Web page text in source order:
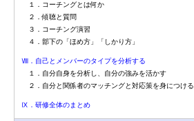
１．コーチングとは何か
２．傾聴と質問
３．コーチング演習
４．部下の「ほめ方」「しかり方」
Ⅷ．自己とメンバーのタイプを分析する
１．自分自身を分析し、自分の強みを活かす
２．自分と関係者のマッチングと対応策を身につける
Ⅸ．研修全体のまとめ